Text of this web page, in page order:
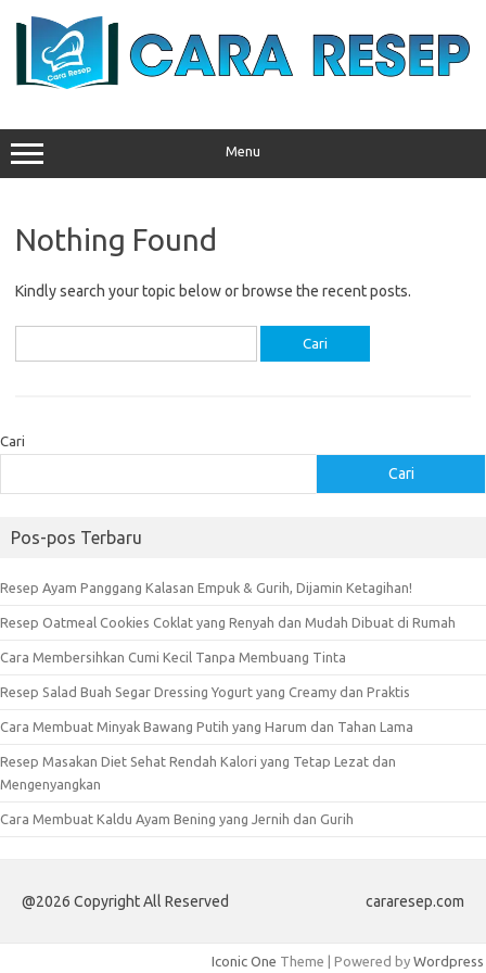
Menu
Nothing Found
Kindly search your topic below or browse the recent posts.
untuk:
Cari
Cari
Pos-pos Terbaru
Resep Ayam Panggang Kalasan Empuk & Gurih, Dijamin Ketagihan!
Resep Oatmeal Cookies Coklat yang Renyah dan Mudah Dibuat di Rumah
Cara Membersihkan Cumi Kecil Tanpa Membuang Tinta
Resep Salad Buah Segar Dressing Yogurt yang Creamy dan Praktis
Cara Membuat Minyak Bawang Putih yang Harum dan Tahan Lama
Resep Masakan Diet Sehat Rendah Kalori yang Tetap Lezat dan
Mengenyangkan
Cara Membuat Kaldu Ayam Bening yang Jernih dan Gurih
@2026 Copyright All Reserved cararesep.com
Iconic One Theme | Powered by Wordpress